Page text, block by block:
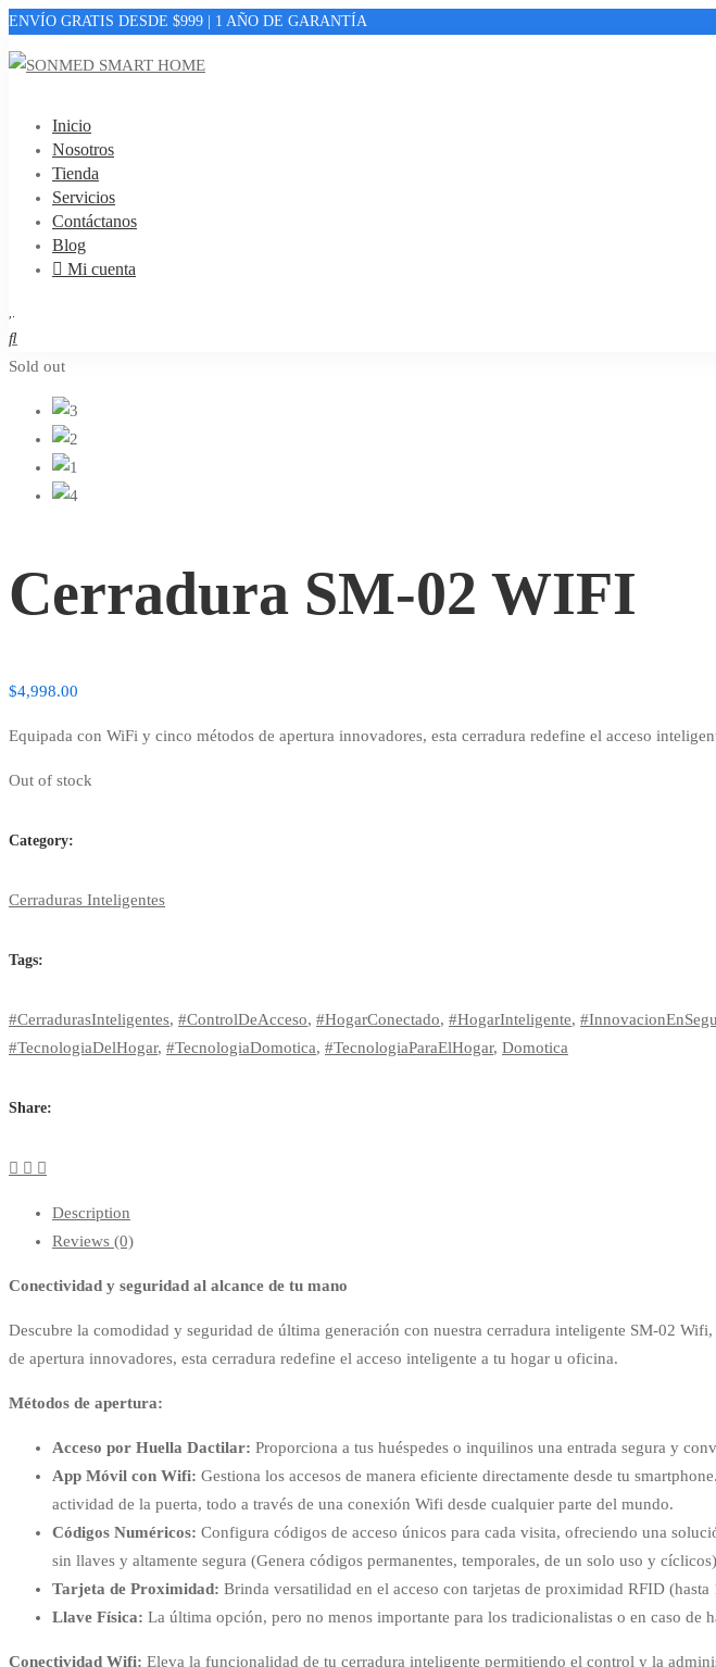
ENVÍO GRATIS DESDE $999 | 1 AÑO DE GARANTÍA
Inicio
Nosotros
Tienda
Servicios
Contáctanos
Blog
Mi cuenta
Sold out
Cerradura SM-02 WIFI
$4,998.00
Equipada con WiFi y cinco métodos de apertura innovadores, esta cerradura redefine el acceso
Out of stock
Category:
Cerraduras Inteligentes
Tags:
#CerradurasInteligentes, #ControlDeAcceso, #HogarConectado, #HogarInteligente,
#TecnologiaDelHogar, #TecnologiaDomotica, #TecnologiaParaElHogar, Domotica
Share:
Description
Reviews (0)
Conectividad y seguridad al alcance de tu mano
Descubre la comodidad y seguridad de última generación con nuestra cerradura inteligente SM-02
de apertura innovadores, esta cerradura redefine el acceso inteligente a tu hogar u oficina.
Métodos de apertura:
Acceso por Huella Dactilar: Proporciona a tus huéspedes o inquilinos una entrada segura y
App Móvil con Wifi: Gestiona los accesos de manera eficiente directamente desde tu
actividad de la puerta, todo a través de una conexión Wifi desde cualquier parte del mundo.
Códigos Numéricos: Configura códigos de acceso únicos para cada visita, ofreciendo una
sin llaves y altamente segura (Genera códigos permanentes, temporales, de un solo uso y
Tarjeta de Proximidad: Brinda versatilidad en el acceso con tarjetas de proximidad RFID
Llave Física: La última opción, pero no menos importante para los tradicionalistas o en caso de
Conectividad Wifi: Eleva la funcionalidad de tu cerradura inteligente permitiendo el control y la